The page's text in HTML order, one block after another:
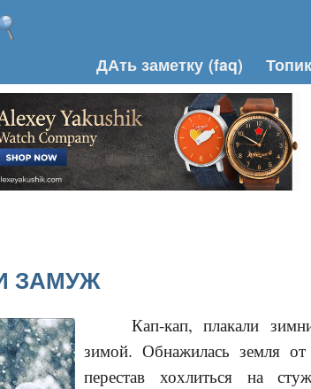
ДАть заметку (faq)
ЗАМУЖ
Кап-кап, плакали
зимой. Обнажилась земля
перестав хохлиться на